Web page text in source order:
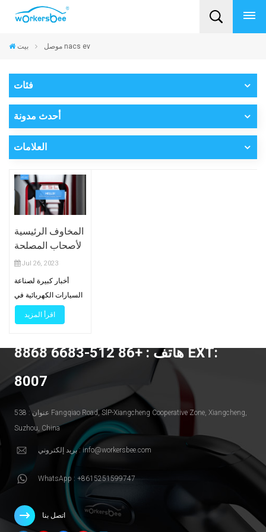
بيت موصل nacs ev
فئات
أحدث مدونة
العلامات
المخاوف الرئيسية
لأصحاب المصلحة
في NACS
Jul 26, 2023
أخبار كبيرة لصناعة
السيارات الكهربائية في
أمريكا الشمالية! في
مهمة لتسريع انتقال
العالم ، أعلنت تسلا العام
الماضي أنها تفتح ملكيتها
موصل الشحن تصميم ،
Charging Standard
(NACS) ، إلى العالم.
Tesla هو نصف حجم
نظام الشحن المشترك
(CCS) ، ولكنه أقوى
بمرتين في الشحن. مع
التصميم النحيف خفيف
الوزن AC / DC المدمج
اقرأ المزيد
هاتف : +86 512-6683 8868 EXT:
8007
عنوان : 538 Fangqiao Road, SlP-Xiangcheng Cooperative Zone, Xiangcheng,
Suzhou, China
بريد إلكتروني : info@workersbee.com
WhatsApp : +8615251599747
اتصل بنا